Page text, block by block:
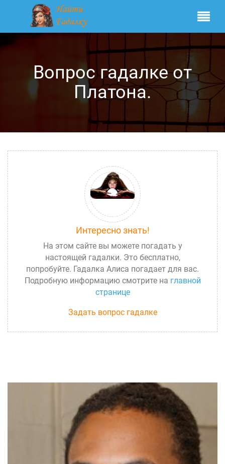
Вопрос гадалке от
Платона.
Интересно знать!
На этом сайте вы можете погадать у
настоящей гадалки. Это бесплатно,
попробуйте. Гадалка Алиса погадает для вас.
Подробную информацию смотрите на главной
странице
Задать вопрос гадалке